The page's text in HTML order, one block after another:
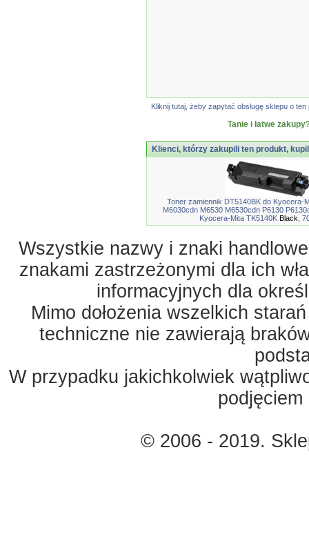
Kliknij tutaj, żeby zapytać obsługę sklepu o
Tanie i łatwe
Klienci, którzy zakupili ten produkt,
Toner zamiennik DT5140BK do Kyocera-
M6030cdn M6530 M6530cdn P6130
Kyocera-Mita TK5140K Black ,
Wszystkie nazwy i znaki
znakami zastrzeżonymi dla ich
informacyjnych dla
Mimo dołożenia wszelkich
techniczne nie zawierają
W przypadku jakichkolwiek
© 2006 - 2019.